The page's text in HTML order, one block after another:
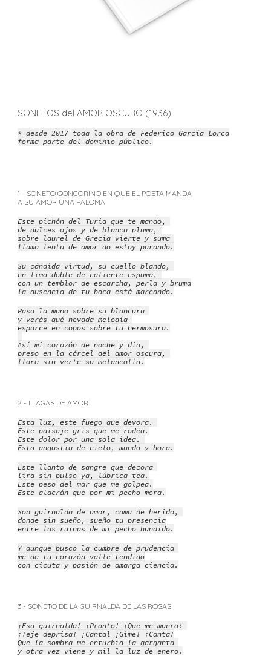
SONETOS del AMOR OSCURO (1936)
* desde 2017 toda la obra de Federico García Lorca
forma parte del dominio público.
1 - SONETO GONGORINO EN QUE EL POETA MANDA
A SU AMOR UNA PALOMA
Este pichón del Turia que te mando,
de dulces ojos y de blanca pluma,
sobre laurel de Grecia vierte y suma
llama lenta de amor do estoy parando.
Su cándida virtud, su cuello blando,
en limo doble de caliente espuma,
con un temblor de escarcha, perla y bruma
la ausencia de tu boca está marcando.
Pasa la mano sobre su blancura
y verás qué nevada melodía
esparce en copos sobre tu hermosura.
Así mi corazón de noche y día,
preso en la cárcel del amor oscura,
llora sin verte su melancolía.
2 - LLAGAS DE AMOR
Esta luz, este fuego que devora.
Este paisaje gris que me rodea.
Este dolor por una sola idea.
Esta angustia de cielo, mundo y hora.
Este llanto de sangre que decora
lira sin pulso ya, lúbrica tea.
Este peso del mar que me golpea.
Este alacrán que por mi pecho mora.
Son guirnalda de amor, cama de herido,
donde sin sueño, sueño tu presencia
entre las ruinas de mi pecho hundido.
Y aunque busco la cumbre de prudencia
me da tu corazón valle tendido
con cicuta y pasión de amarga ciencia.
3 - SONETO DE LA GUIRNALDA DE LAS ROSAS
¡Esa guirnalda! ¡Pronto! ¡Que me muero!
¡Teje deprisa! ¡Cantal ¡Gime! ¡Canta!
Que la sombra me enturbia la garganta
y otra vez viene y mil la luz de enero.